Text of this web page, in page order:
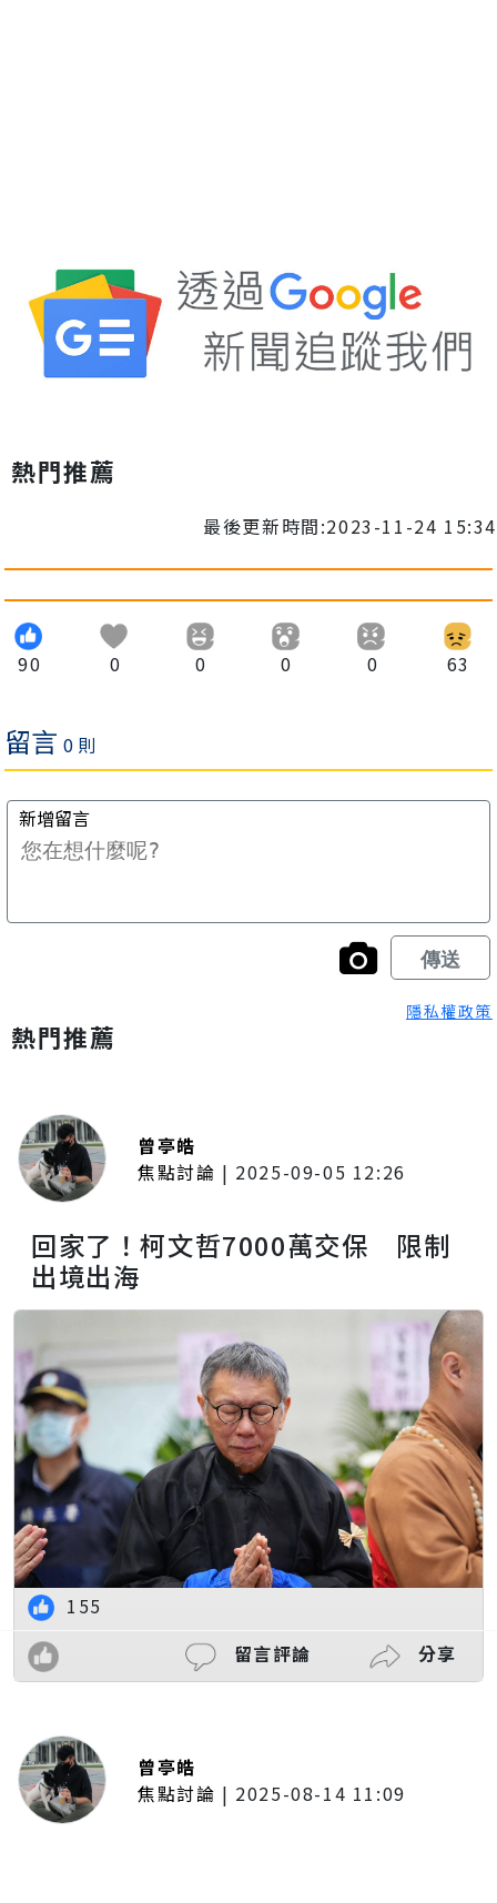
熱門推薦
最後更新時間:2023-11-24 15:34
90 0 0 0 0 63
隱私權政策
熱門推薦
曾亭皓
焦點討論 | 2025-09-05 12:26
回家了！柯文哲7000萬交保 限制
出境出海
155
留言評論
分享
曾亭皓
焦點討論 | 2025-08-14 11:09